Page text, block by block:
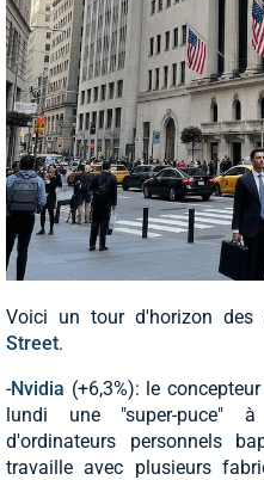
Voici un tour d'horizon
Street.
-Nvidia (+6,3%): le
lundi une "super-puce"
d'ordinateurs personnels
travaille avec plusieurs